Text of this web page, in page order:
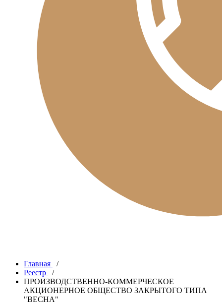
Главная
/
Реестр
/
ПРОИЗВОДСТВЕННО-КОММЕРЧЕСКОЕ
АКЦИОНЕРНОЕ ОБЩЕСТВО ЗАКРЫТОГО ТИПА
"ВЕСНА"